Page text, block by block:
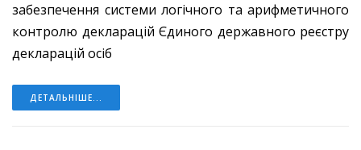
забезпечення системи логічного та арифметичного
контролю декларацій Єдиного державного реєстру
декларацій осіб
ДЕТАЛЬНІШЕ...